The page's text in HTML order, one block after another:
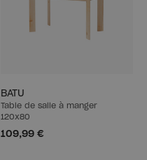
BATU
Table de salle à manger
120x80
109,99 €